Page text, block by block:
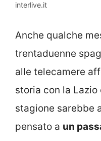
interlive.it
Anche qualche
trentaduenne
alle telecamere
storia con la
stagione sarebbe
pensato a un